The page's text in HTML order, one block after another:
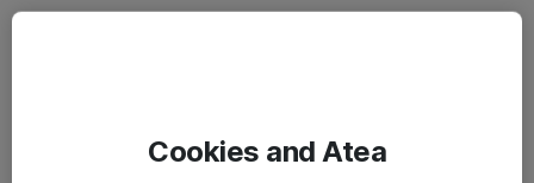
Cookies and Atea